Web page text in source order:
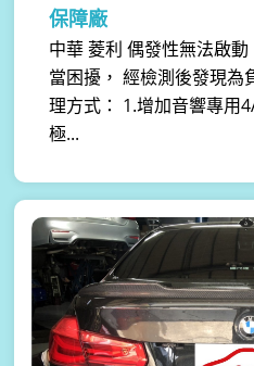
保障廠
中華 菱利 偶發性無法啟
當困擾， 經檢測後發現為
理方式： 1.增加音響專用
極...